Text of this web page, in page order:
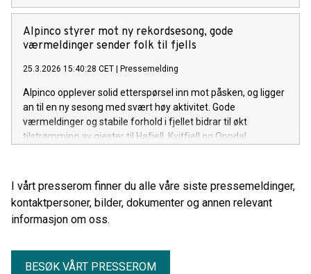
Alpinco styrer mot ny rekordsesong, gode
værmeldinger sender folk til fjells
25.3.2026 15:40:28 CET Pressemelding
Alpinco opplever solid etterspørsel inn mot påsken, og ligger
an til en ny sesong med svært høy aktivitet. Gode
værmeldinger og stabile forhold i fjellet bidrar til økt
tilstrømming av gjester til Hafjell, Kvitfjell og Oppdal.
I vårt presserom finner du alle våre siste pressemeldinger,
kontaktpersoner, bilder, dokumenter og annen relevant
informasjon om oss.
BESØK VÅRT PRESSEROM